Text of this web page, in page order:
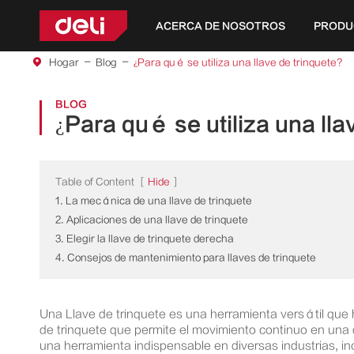
ACERCA DE NOSOTROS
Hogar Blog ¿Para qué se utiliza una llave de trinquete?
BLOG
¿Para qué se utiliza una
Table of Content Hide
1. La mecánica de una llave de trinquete
2. Aplicaciones de una llave de trinquete
3. Elegir la llave de trinquete derecha
4. Consejos de mantenimiento para llaves de trinquete
Una Llave de trinquete es una herramienta versátil
de trinquete que permite el movimiento continuo en
una herramienta indispensable en diversas industrias,